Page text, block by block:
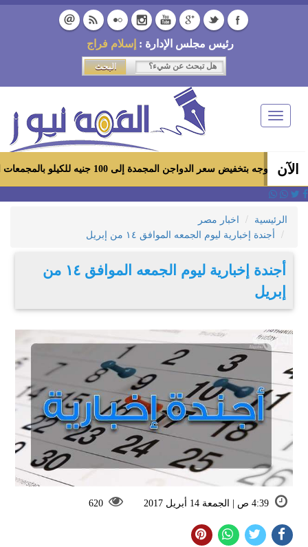
رئيس مجلس الإدارة : إسلام فراج
Toggle
navigation
الآن
الدواجن المجمدة إلى 100 جنيه للكيلو بالمجمعات الاستهلاكية ومعارض «أهلاً رمضان»
الرئيسية
اخبار مصر
أجندة إخبارية ليوم الجمعه الموافق ١٤ من إبريل
أجندة إخبارية ليوم الجمعه الموافق ١٤ من
إبريل
4:39 ص | الجمعة 14 أبريل 2017 620